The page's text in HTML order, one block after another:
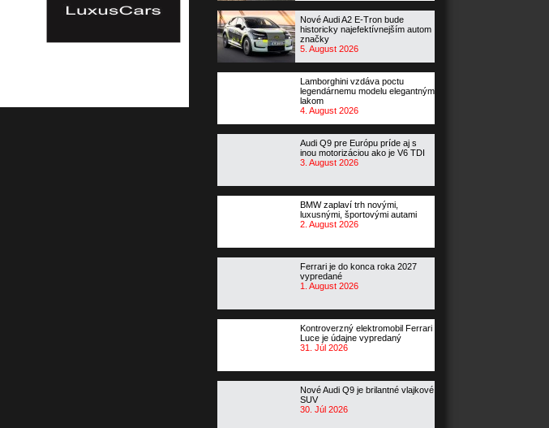
Nové Audi A2 E-Tron bude
historicky najefektívnejším autom
značky
5. August 2026
Lamborghini vzdáva poctu
legendárnemu modelu elegantným
lakom
4. August 2026
Audi Q9 pre Európu príde aj s
inou motorizáciou ako je V6 TDI
3. August 2026
BMW zaplaví trh novými,
luxusnými, športovými autami
2. August 2026
Ferrari je do konca roka 2027
vypredané
1. August 2026
Kontroverzný elektromobil Ferrari
Luce je údajne vypredaný
31. Júl 2026
Nové Audi Q9 je brilantné vlajkové
SUV
30. Júl 2026